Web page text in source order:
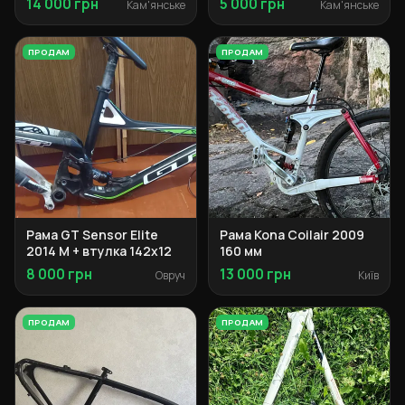
14 000 грн Кам'янське 5 000 грн Кам'янське
ПРОДАМ
Рама GT Sensor Elite
2014 M + втулка 142x12
8 000 грн Овруч
ПРОДАМ
Рама Kona Coilair 2009
160 мм
13 000 грн Київ
ПРОДАМ ПРОДАМ